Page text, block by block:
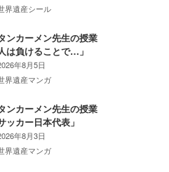
界遺産シール
ンカーメン先生の授業
は負けることで…」
年8月5日
界遺産マンガ
ンカーメン先生の授業
ッカー日本代表」
年8月3日
界遺産マンガ